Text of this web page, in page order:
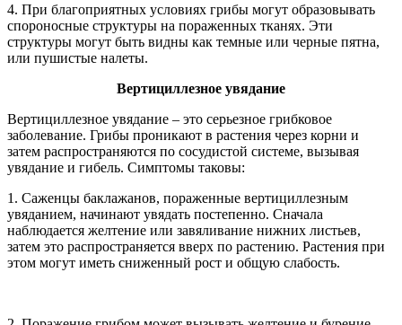
4. При благоприятных условиях грибы могут образовывать
спороносные структуры на пораженных тканях. Эти
структуры могут быть видны как темные или черные пятна,
или пушистые налеты.
Вертициллезное увядание
Вертициллезное увядание – это серьезное грибковое
заболевание. Грибы проникают в растения через корни и
затем распространяются по сосудистой системе, вызывая
увядание и гибель. Симптомы таковы:
1. Саженцы баклажанов, пораженные вертициллезным
увяданием, начинают увядать постепенно. Сначала
наблюдается желтение или завяливание нижних листьев,
затем это распространяется вверх по растению. Растения при
этом могут иметь сниженный рост и общую слабость.